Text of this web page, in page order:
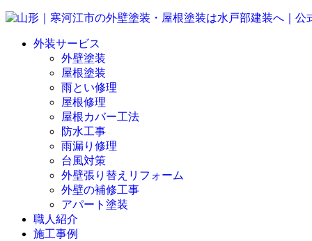
外装サービス
外壁塗装
屋根塗装
雨とい修理
屋根修理
屋根カバー工法
防水工事
雨漏り修理
台風対策
外壁張り替えリフォーム
外壁の補修工事
アパート塗装
職人紹介
施工事例